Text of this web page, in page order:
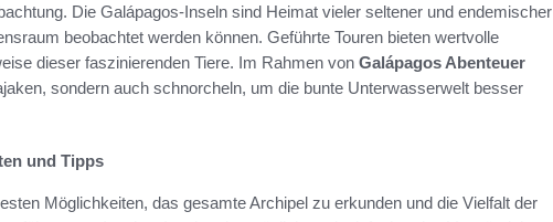
Die Galápagos-Inseln sind Heimat vieler seltener und endemischer
beobachtet werden können. Geführte Touren bieten wertvolle
dieser faszinierenden Tiere. Im Rahmen von Galápagos Abenteuer
sondern auch schnorcheln, um die bunte Unterwasserwelt besser
und Tipps
Möglichkeiten, das gesamte Archipel zu erkunden und die Vielfalt der